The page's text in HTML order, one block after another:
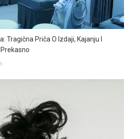
Tragična Priča O Izdaji, Kajanju I